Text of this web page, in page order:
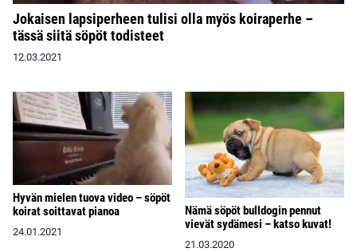
Jokaisen lapsiperheen tulisi olla myös koiraperhe –
tässä siitä söpöt todisteet
12.03.2021
Hyvän mielen tuova video – söpöt
koirat soittavat pianoa
24.01.2021
Nämä söpöt bulldogin pennut
vievät sydämesi – katso kuvat!
21.03.2020